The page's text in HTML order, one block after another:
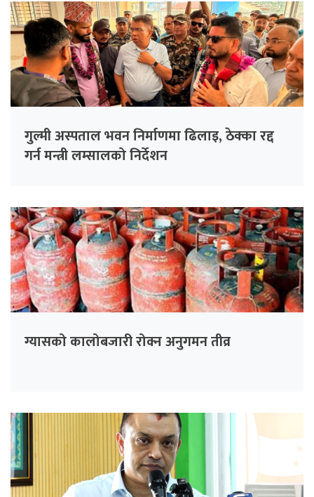
गुल्मी अस्पताल भवन निर्माणमा ढिलाइ, ठेक्का रद्द
गर्न मन्त्री लम्सालको निर्देशन
ग्यासको कालोबजारी रोक्न अनुगमन तीव्र